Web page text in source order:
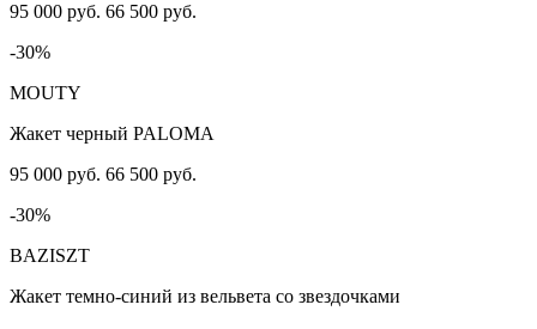
95 000 руб. 66 500 руб.
-30%
MOUTY
Жакет черный PALOMA
95 000 руб. 66 500 руб.
-30%
BAZISZT
Жакет темно-синий из вельвета со звездочками